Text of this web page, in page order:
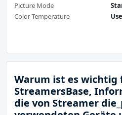
Picture Mode
Color Temperature
Warum ist es wichtig
StreamersBase,
die von Streamer